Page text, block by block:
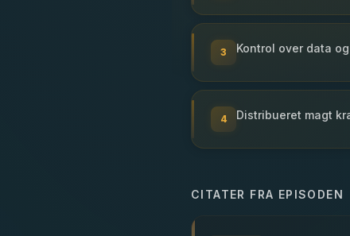
3 Kontrol over data
4 Distribueret magt
CITATER FRA EPISODEN